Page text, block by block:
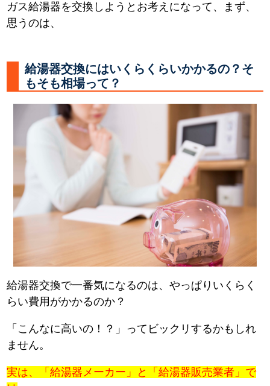
ガス給湯器を交換しようとお考えになって、まず、
思うのは、
給湯器交換にはいくらくらいかかるの？そ
もそも相場って？
給湯器交換で一番気になるのは、やっぱりいくらく
らい費用がかかるのか？
「こんなに高いの！？」ってビックリするかもしれ
ません。
実は、「給湯器メーカー」と「給湯器販売業者」で